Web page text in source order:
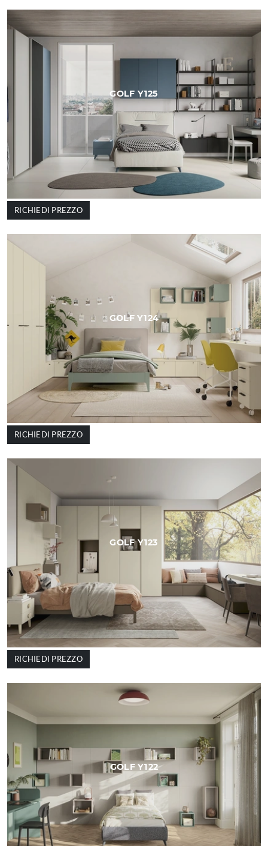
GOLF Y125
RICHIEDI PREZZO
GOLF Y124
RICHIEDI PREZZO
GOLF Y123
RICHIEDI PREZZO
GOLF Y122